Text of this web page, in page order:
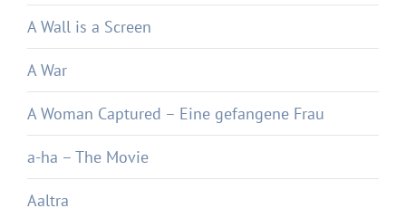
A Wall is a Screen
A War
A Woman Captured – Eine gefangene Frau
a-ha – The Movie
Aaltra